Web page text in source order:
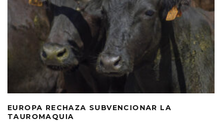
EUROPA RECHAZA SUBVENCIONAR LA
TAUROMAQUIA